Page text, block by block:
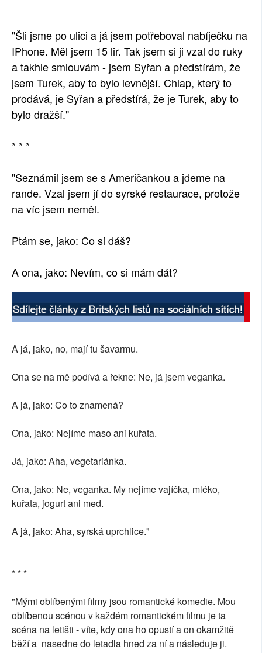
RUBRIKY
PLNÁ VERZE STRÁNEK
"Šli jsme po ulici a já jsem potřeboval nabíječku na
IPhone. Měl jsem 15 lir. Tak jsem si ji vzal do ruky
a takhle smlouvám - jsem Syřan a předstírám, že
jsem Turek, aby to bylo levnější. Chlap, který to
prodává, je Syřan a předstírá, že je Turek, aby to
bylo dražší."
* * *
"Seznámil jsem se s Američankou a jdeme na
rande. Vzal jsem jí do syrské restaurace, protože
na víc jsem neměl.
Ptám se, jako: Co si dáš?
A ona, jako: Nevím, co si mám dát?
A já, jako, no, mají tu šavarmu.
Ona se na mě podívá a řekne: Ne, já jsem veganka.
A já, jako: Co to znamená?
Ona, jako: Nejíme maso ani kuřata.
Já, jako: Aha, vegetariánka.
Ona, jako: Ne, veganka. My nejíme vajíčka, mléko,
kuřata, jogurt ani med.
A já, jako: Aha, syrská uprchlice."
* * *
"Mými oblíbenými filmy jsou romantické komedie. Mou
oblíbenou scénou v každém romantickém filmu je ta
scéna na letišti - víte, kdy ona ho opustí a on okamžitě
běží a nasedne do letadla hned za ní a následuje ji.